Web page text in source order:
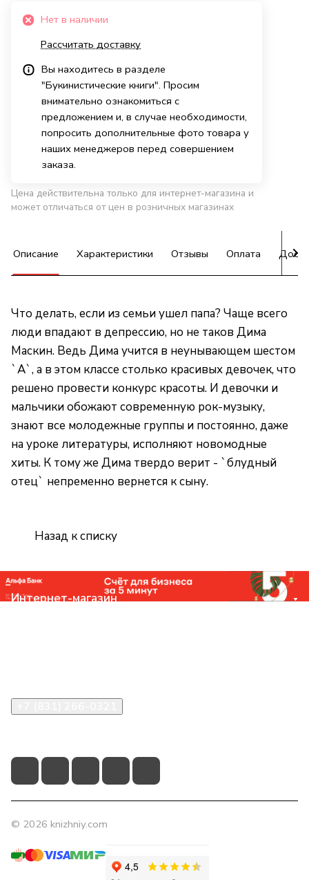
Нет в наличии
Рассчитать доставку
Вы находитесь в разделе
"Букинистические книги". Просим
внимательно ознакомиться с
предложением и, в случае необходимости,
попросить дополнительные фото товара у
наших менеджеров перед совершением
заказа.
Цена действительна только для интернет-магазина и
может отличаться от цен в розничных магазинах
Описание Характеристики Отзывы Оплата
Что делать, если из семьи ушел папа? Чаще всего
люди впадают в депрессию, но не таков Дима
Маскин. Ведь Дима учится в неунывающем шестом
`А`, а в этом классе столько красивых девочек, что
решено провести конкурс красоты. И девочки и
мальчики обожают современную рок-музыку,
знают все молодежные группы и постоянно, даже
на уроке литературы, исполняют новомодные
хиты. К тому же Дима твердо верит - `блудный
отец` непременно вернется к сыну.
Назад к списку
Интернет-магазин
© 2026 knizhniy.com